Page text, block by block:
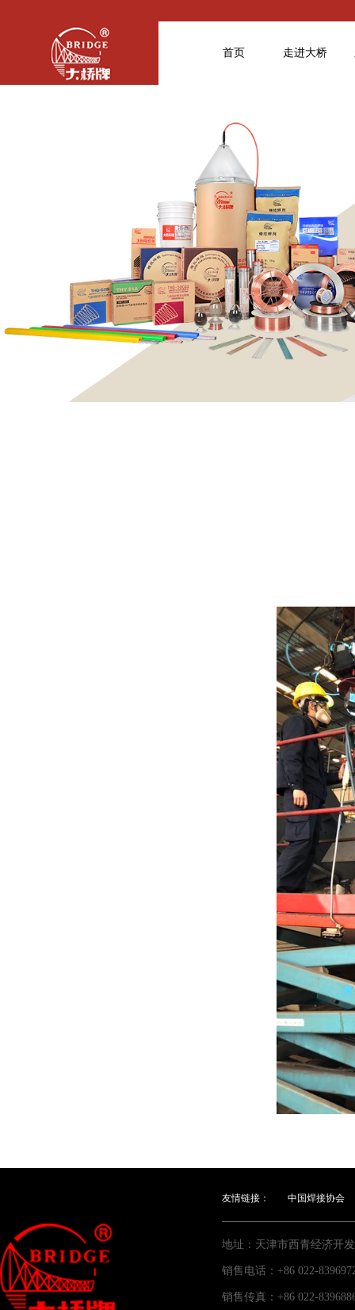
首页 走进大桥
友情链接： 中国焊接协会
地址：天津市西青经济开
销售电话：+86 022-
销售传真：+86 022-